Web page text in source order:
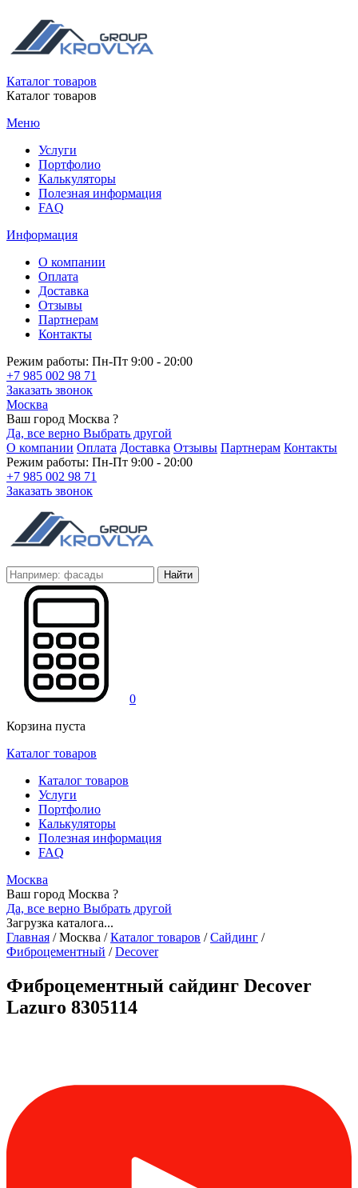
Каталог товаров
Каталог товаров
Меню
Услуги
Портфолио
Калькуляторы
Полезная информация
FAQ
Информация
О компании
Оплата
Доставка
Отзывы
Партнерам
Контакты
Режим работы: Пн-Пт 9:00 - 20:00
+7 985 002 98 71
Заказать звонок
Москва
Ваш город Москва ?
Да, все верно Выбрать другой
О компании Оплата Доставка Отзывы Партнерам Контакты
Режим работы: Пн-Пт 9:00 - 20:00
+7 985 002 98 71
Заказать звонок
Найти
0
Корзина пуста
Каталог товаров
Каталог товаров
Услуги
Портфолио
Калькуляторы
Полезная информация
FAQ
Москва
Ваш город Москва ?
Да, все верно Выбрать другой
Загрузка каталога...
Главная /Москва / Каталог товаров / Сайдинг /
Фиброцементный / Decover
Фиброцементный сайдинг Decover
Lazuro 8305114